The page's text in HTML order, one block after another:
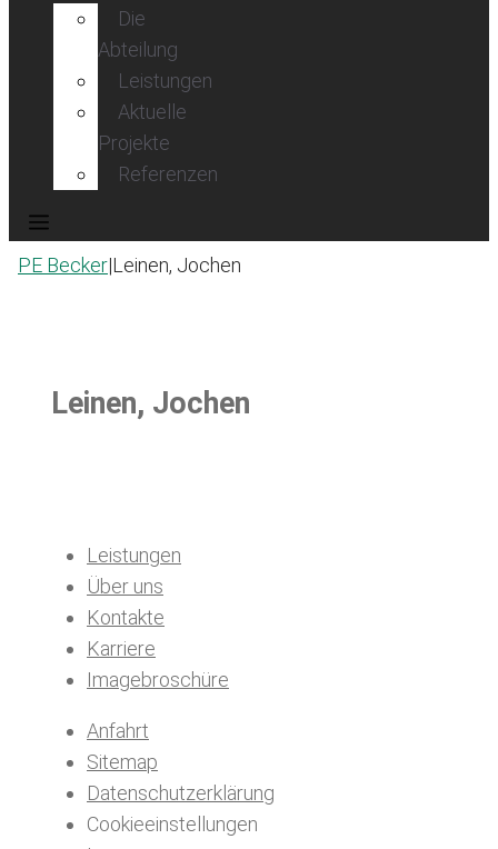
Die
Abteilung
Leistungen
Aktuelle
Projekte
Referenzen
PE Becker|Leinen, Jochen
Leinen, Jochen
Leistungen
Über uns
Kontakte
Karriere
Imagebroschüre
Anfahrt
Sitemap
Datenschutzerklärung
Cookieeinstellungen